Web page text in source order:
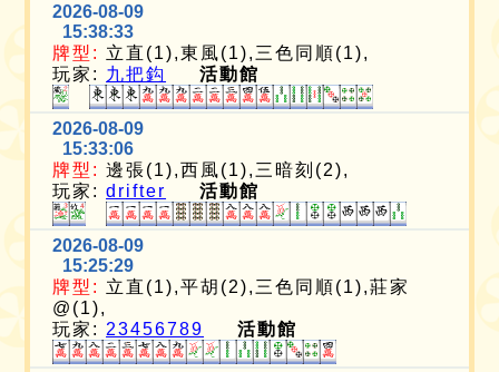
2026-08-09
15:38:33
牌型: 立直(1),東風(1),三色同順(1),
玩家: 九把鈎 活動館
2026-08-09
15:33:06
牌型: 邊張(1),西風(1),三暗刻(2),
玩家:drifter 活動館
2026-08-09
15:25:29
牌型: 立直(1),平胡(2),三色同順(1),莊家
@(1),
玩家: 23456789 活動館